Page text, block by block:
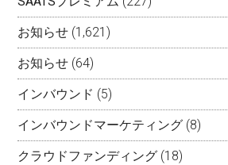
お知らせ (1,621)
お知らせ (64)
インバウンド (5)
インバウンドマーケティング (8)
クラウドファンディング (18)